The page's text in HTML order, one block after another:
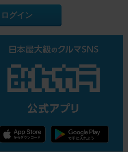
ログイン